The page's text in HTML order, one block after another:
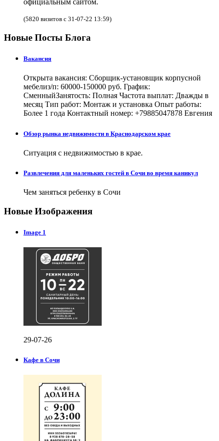
официальным сайтом.
(5820 визитов с 31-07-22 13:59)
Новые Посты Блога
Вакансия
Открыта вакансия: Сборщик-установщик корпусной
мебелиз/п: 60000-150000 руб. График:
СменныйЗанятость: Полная Частота выплат: Дважды в
месяц Тип работ: Монтаж и установка Опыт работы:
Более 1 года Контактный номер: +79885047878 Евгения
Обзор рынка недвижимости в Краснодарском крае
Ситуация с недвижимостью в крае.
Развлечения для маленьких гостей в Сочи во время каникул
Чем заняться ребенку в Сочи
Новые Изображения
Image 1
29-07-26
Кафе в Сочи